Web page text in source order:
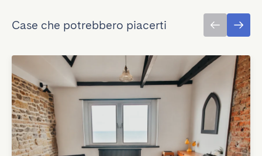
Case che potrebbero piacerti